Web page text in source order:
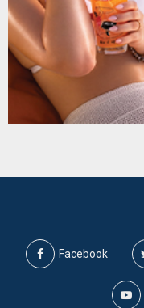
Facebook